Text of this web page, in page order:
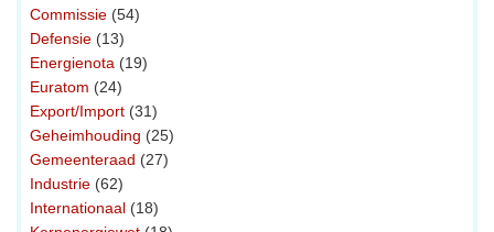
Commissie (54)
Defensie (13)
Energienota (19)
Euratom (24)
Export/Import (31)
Geheimhouding (25)
Gemeenteraad (27)
Industrie (62)
Internationaal (18)